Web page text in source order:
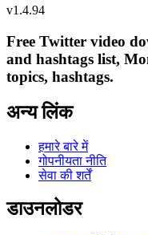
v1.4.94
Free Twitter video
and hashtags list,
topics, hashtags.
अन्य लिंक
हमारे बारे में
गोपनीयता नीति
सेवा की शर्तें
डाउनलोडर